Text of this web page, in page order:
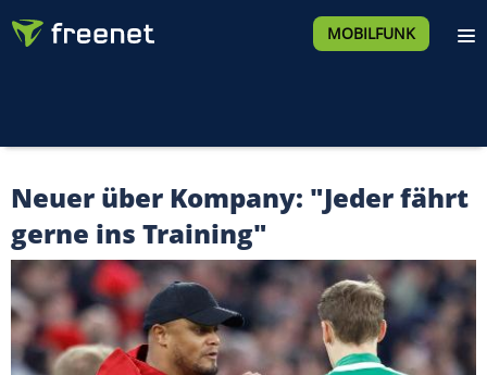
MOBILFUNK
Neuer über Kompany: "Jeder fährt
gerne ins Training"